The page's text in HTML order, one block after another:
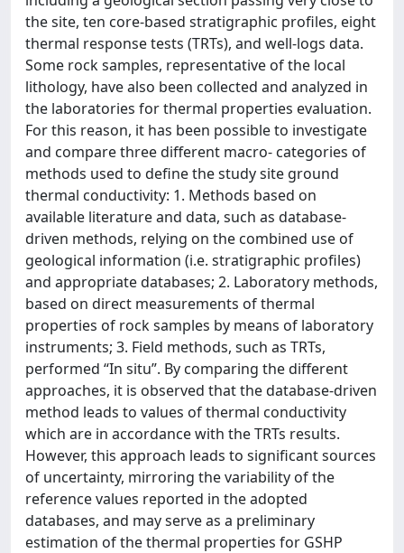
the site, ten core-based stratigraphic profiles, eight
thermal response tests (TRTs), and well-logs data.
Some rock samples, representative of the local
lithology, have also been collected and analyzed in
the laboratories for thermal properties evaluation.
For this reason, it has been possible to investigate
and compare three different macro- categories of
methods used to define the study site ground
thermal conductivity: 1. Methods based on
available literature and data, such as database-
driven methods, relying on the combined use of
geological information (i.e. stratigraphic profiles)
and appropriate databases; 2. Laboratory methods,
based on direct measurements of thermal
properties of rock samples by means of laboratory
instruments; 3. Field methods, such as TRTs,
performed “In situ”. By comparing the different
approaches, it is observed that the database-driven
method leads to values of thermal conductivity
which are in accordance with the TRTs results.
However, this approach leads to significant sources
of uncertainty, mirroring the variability of the
reference values reported in the adopted
databases, and may serve as a preliminary
estimation of the thermal properties for GSHP